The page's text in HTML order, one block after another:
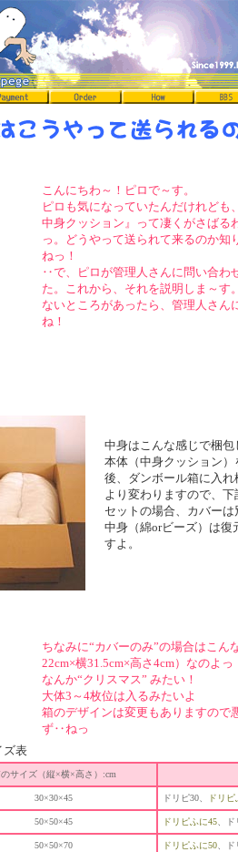
こんにちわ～！ピロで～す。
ピロも気になっていたんだけれども
中身クッション』って凄くがさばる
っ。どうやって送られて来るのか知
ねっ！
‥で、ピロが管理人さんに問い合わ
た。これから、それを説明しま～す
ないところがあったら、管理人さん
ね！
中身はこんな感じで梱包
本体（中身クッション
後、ダンボール箱に入
より変わりますので、
セットの場合、カバー
中身（綿orビーズ）は復
すよ。
ちなみに“カバーのみ”の場合はこん
22cm×横31.5cm×高さ4cm）なのよっ
なんか“クリスマス” みたい！
大体3～4枚位は入るみたいよ
箱のデザインは変更もありますので
ず‥ねっ
サイズ（縦×横×高さ）:cm
30×30×45 ドリピ30、 ドリピ
50×50×45 ドリピふに45 、
50×50×70 ドリピふに50 、
ズ表